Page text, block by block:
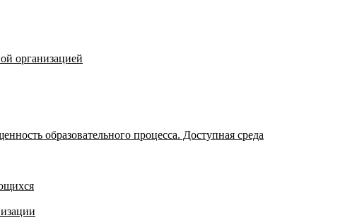
организацией
образовательного процесса. Доступная среда